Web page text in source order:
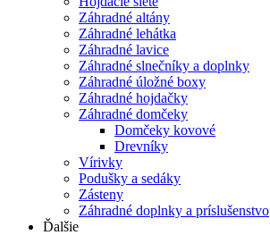
Záhradné altány
Záhradné lehátka
Záhradné lavice
Záhradné slnečníky a doplnky
Záhradné úložné boxy
Záhradné hojdačky
Záhradné domčeky
Domčeky kovové
Drevníky
Vírivky
Podušky a sedáky
Zásteny
Záhradné doplnky a príslušenstvo
Ďalšie